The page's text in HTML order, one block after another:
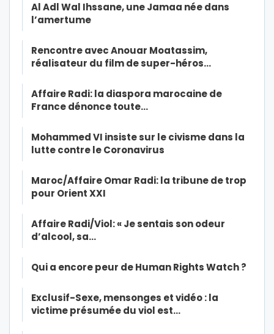
Al Adl Wal Ihssane, une Jamaa née dans
l’amertume
Rencontre avec Anouar Moatassim,
réalisateur du film de super-héros…
Affaire Radi: la diaspora marocaine de
France dénonce toute…
Mohammed VI insiste sur le civisme dans la
lutte contre le Coronavirus
Maroc/Affaire Omar Radi: la tribune de trop
pour Orient XXI
Affaire Radi/Viol: « Je sentais son odeur
d’alcool, sa…
Qui a encore peur de Human Rights Watch ?
Exclusif-Sexe, mensonges et vidéo : la
victime présumée du viol est…